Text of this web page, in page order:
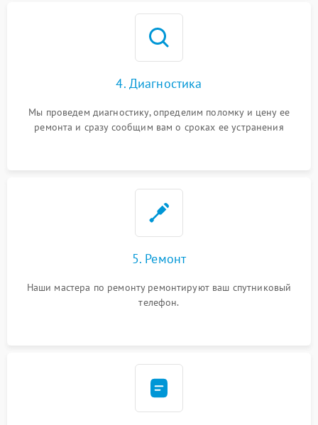
4. Диагностика
Мы проведем диагностику, определим поломку и цену ее
ремонта и сразу сообщим вам о сроках ее устранения
5. Ремонт
Наши мастера по ремонту ремонтируют ваш спутниковый
телефон.